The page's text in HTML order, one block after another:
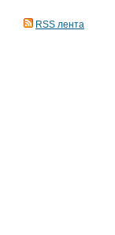
RSS лента